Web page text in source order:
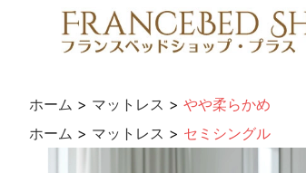
ホーム > マットレス > やや柔らかめ
ホーム > マットレス > セミシングル